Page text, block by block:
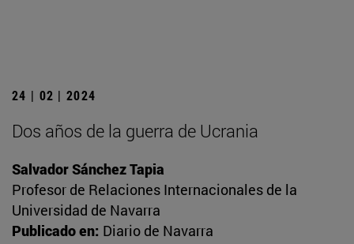
24 | 02 | 2024
Dos años de la guerra de Ucrania
Salvador Sánchez Tapia
Profesor de Relaciones Internacionales de la
Universidad de Navarra
Publicado en: Diario de Navarra